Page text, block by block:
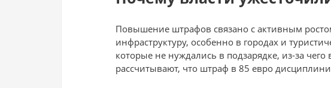
Повышение штрафов связано с активным
инфраструктуру, особенно в городах и
которые не нуждались в подзарядке, из-за
рассчитывают, что штраф в 85 евро